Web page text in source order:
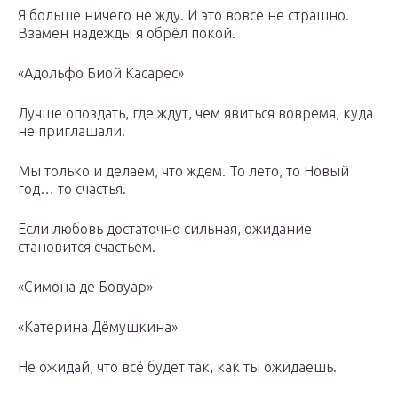
Я больше ничего не жду. И это вовсе не страшно.
Взамен надежды я обрёл покой.
«Адольфо Биой Касарес»
Лучше опоздать, где ждут, чем явиться вовремя, куда
не приглашали.
Мы только и делаем, что ждем. То лето, то Новый
год… то счастья.
Если любовь достаточно сильная, ожидание
становится счастьем.
«Симона де Бовуар»
«Катерина Дёмушкина»
Не ожидай, что всё будет так, как ты ожидаешь.